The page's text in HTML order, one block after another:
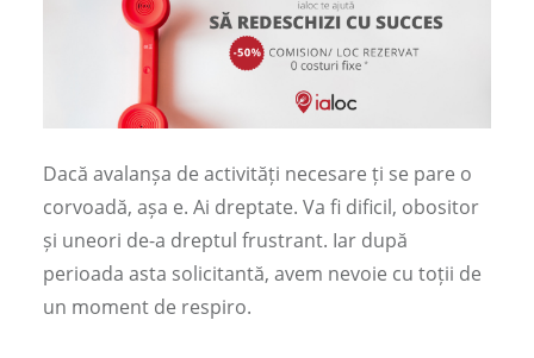
Dacă avalanșa de activități necesare ți se pare o
corvoadă, așa e. Ai dreptate. Va fi dificil, obositor
și uneori de-a dreptul frustrant. Iar după
perioada asta solicitantă, avem nevoie cu toții de
un moment de respiro.